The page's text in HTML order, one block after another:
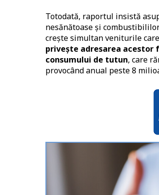
Totodată, raportul insistă
nesănătoase și
crește simultan veniturile
priveşte adresarea acestor
consumului de tutun, care
provocând anual peste 8